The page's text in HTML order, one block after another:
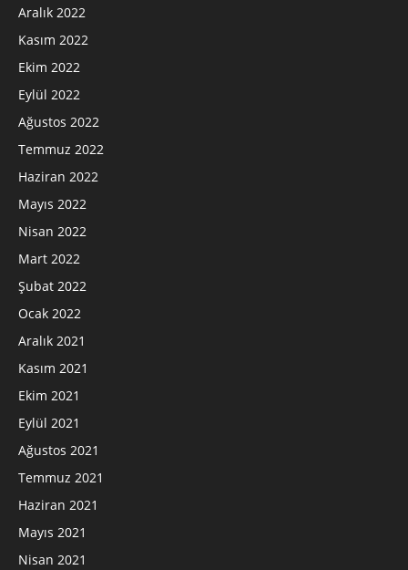
Aralık 2022
Kasım 2022
Ekim 2022
Eylül 2022
Ağustos 2022
Temmuz 2022
Haziran 2022
Mayıs 2022
Nisan 2022
Mart 2022
Şubat 2022
Ocak 2022
Aralık 2021
Kasım 2021
Ekim 2021
Eylül 2021
Ağustos 2021
Temmuz 2021
Haziran 2021
Mayıs 2021
Nisan 2021